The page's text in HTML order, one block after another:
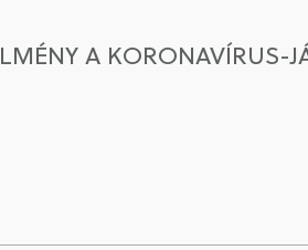
A KORONAVÍRUS-